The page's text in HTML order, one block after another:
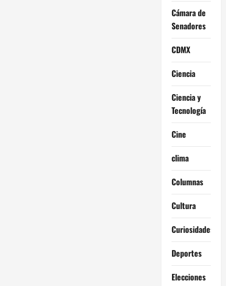
Cámara de
Senadores
CDMX
Ciencia
Ciencia y
Tecnología
Cine
clima
Columnas
Cultura
Curiosidades
Deportes
Elecciones